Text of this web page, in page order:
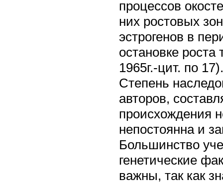
процессов
них ростовых
эстрогенов в
остановке
1965г.-цит. по 17).
Степень
авторов,
происхождения
непостоянна и
Большинство
генетические
важны, так как